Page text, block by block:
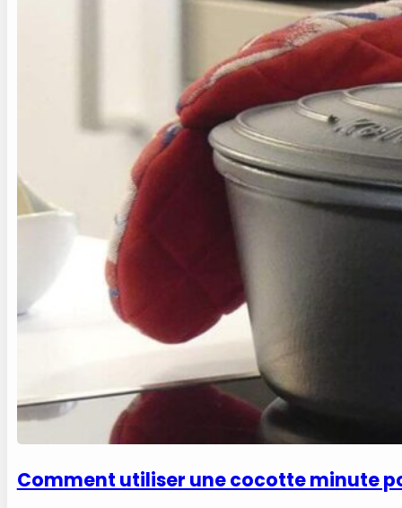
Comment utiliser une cocotte minute